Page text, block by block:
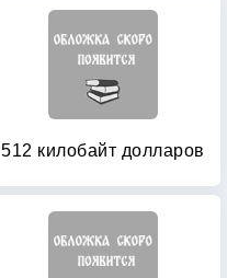
512 килобайт долларов